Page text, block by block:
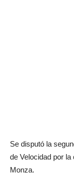
Se disputó la
de Velocidad por
Monza.